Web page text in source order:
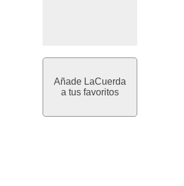
Añade LaCuerda
a tus favoritos